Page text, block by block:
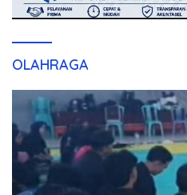
OLAHRAGA